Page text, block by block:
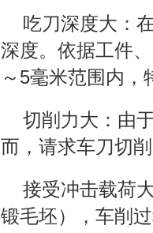
吃刀深度大：
深度。依据工件
～5毫米范围内
切削力大：由
而，请求车刀切
接受冲击载荷
锻毛坯），车削